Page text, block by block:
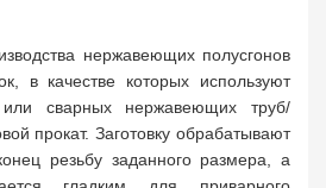
нержавеющих полусгонов
в качестве которых используют
сварных нержавеющих труб/
прокат. Заготовку обрабатывают
резьбу заданного размера, а